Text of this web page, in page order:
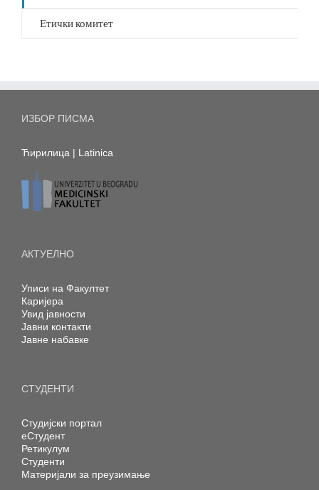
Етички комитет
ИЗБОР ПИСМА
Ћирилица | Latinica
АКТУЕЛНО
Уписи на Факултет
Каријера
Увид јавности
Јавни контакти
Јавне набавке
СТУДЕНТИ
Студијски портал
еСтудент
Ретикулум
Студенти
Материјали за преузимање